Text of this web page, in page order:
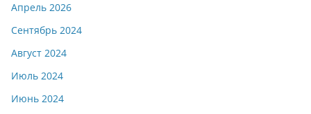
Апрель 2026
Сентябрь 2024
Август 2024
Июль 2024
Июнь 2024